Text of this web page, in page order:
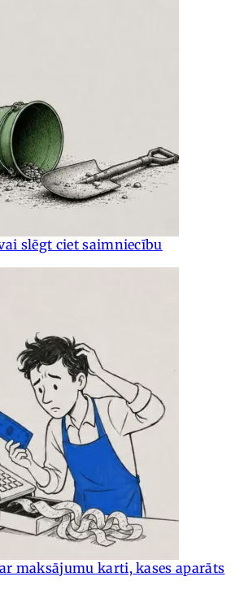
slēgt ciet saimniecību
maksājumu karti, kases aparāts